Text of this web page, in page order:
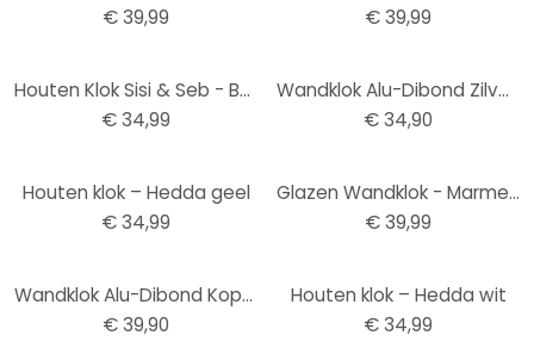
€ 39,99
€ 39,99
Houten Klok Sisi & Seb - Baby Giraffe
€ 34,99
Wandklok Alu-Dibond Zilver effect Ø 28 cm
€ 34,90
Houten klok – Hedda geel
€ 34,99
Glazen Wandklok - Marmer Look 04
€ 39,99
Wandklok Alu-Dibond Koper effect Ø 28 cm
€ 39,90
Houten klok – Hedda wit
€ 34,99